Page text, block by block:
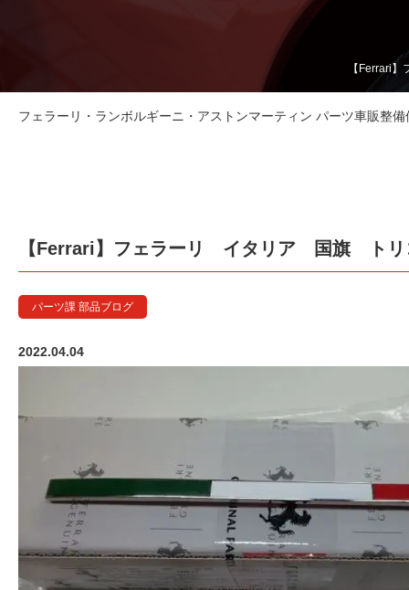
【Ferrari
フェラーリ・ランボルギーニ・アストンマーティン パーツ車販整
【Ferrari】フェラーリ イタリア 国旗 トリ
パーツ課 部品ブログ
2022.04.04